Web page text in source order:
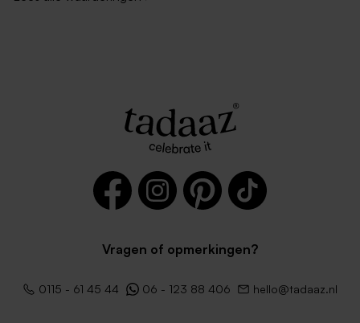
Vragen of opmerkingen?
0115 - 61 45 44 06 - 123 88 406 hello@tadaaz.nl